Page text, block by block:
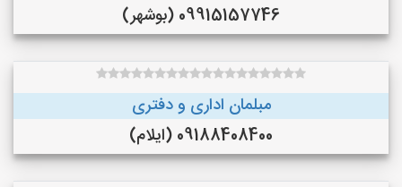
09915157746 (بوشهر)
مبلمان اداری و دفتری
09188408400 (ایلام)